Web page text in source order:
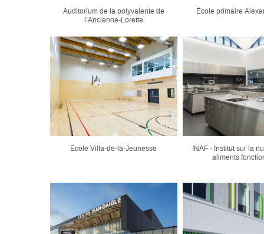
Auditorium de la polyvalente de
l’Ancienne-Lorette
École primaire
École Villa-de-la-Jeunesse
INAF - Institut sur la
aliments